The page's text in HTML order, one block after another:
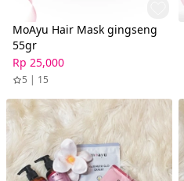
MoAyu Hair Mask gingseng
55gr
Rp 25,000
5 | 15